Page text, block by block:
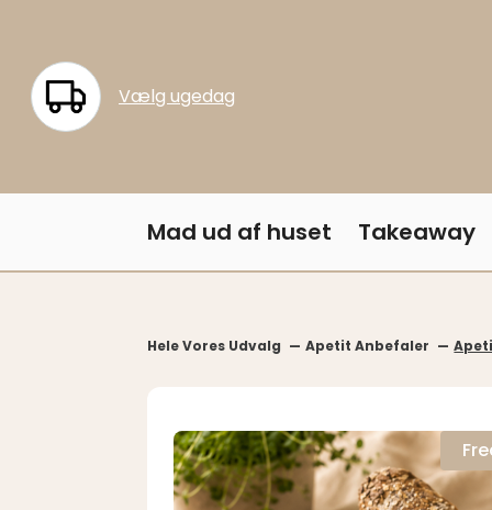
Menu Vælg ugedag
Mad ud af huset Takeaway